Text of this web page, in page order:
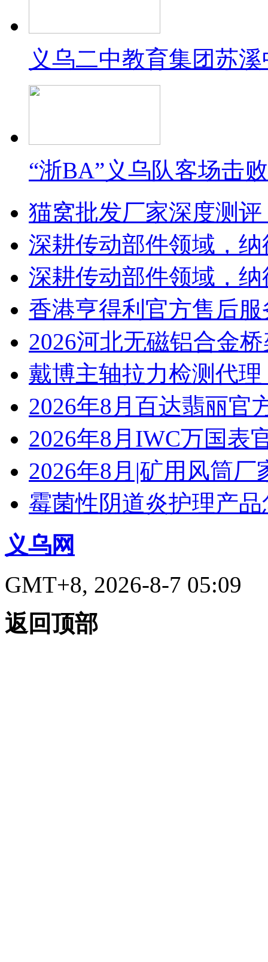
义乌二中教育集团苏
“浙BA”义乌队客场击
猫窝批发厂家深度测
深耕传动部件领域，
深耕传动部件领域，
香港亨得利官方售后
2026河北无磁铝合金
戴博主轴拉力检测代
2026年8月百达翡丽官
2026年8月IWC万国表
2026年8月|矿用风筒厂
霉菌性阴道炎护理产
义乌网
GMT+8, 2026-8-7 05:09
返回顶部